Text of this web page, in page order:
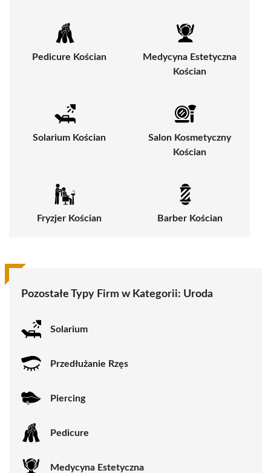
Pedicure Kościan
Medycyna Estetyczna
Kościan
Solarium Kościan
Salon Kosmetyczny
Kościan
Fryzjer Kościan Barber Kościan
Pozostałe Typy Firm w Kategorii: Uroda
Solarium
Przedłużanie Rzęs
Piercing
Pedicure
Medycyna Estetyczna